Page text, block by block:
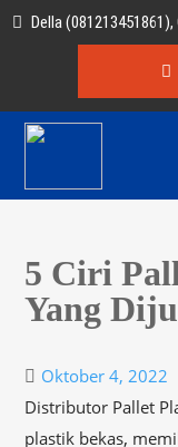
Della
5 Ciri
Yang
Oktober 4, 2022
Distributor Pallet
plastik bekas,